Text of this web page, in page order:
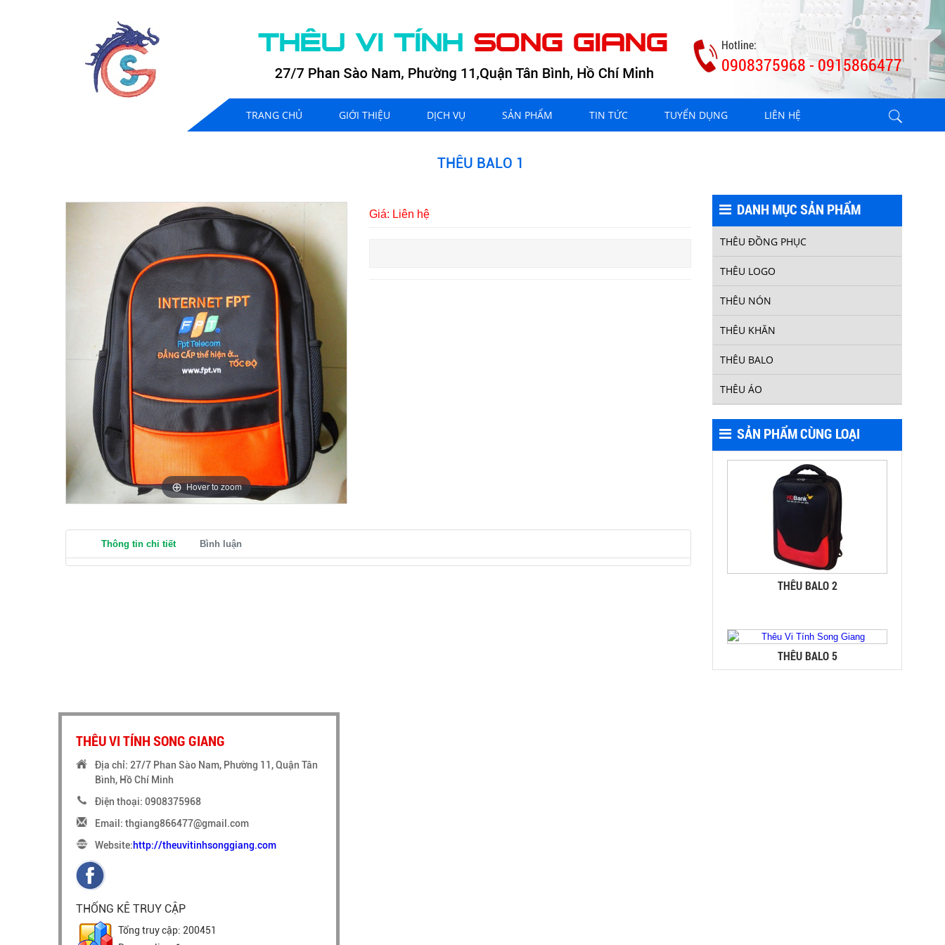
Hotline:
0908375968 - 0915866477
TRANG CHỦ GIỚI THIỆU DỊCH VỤ SẢN PHẨM TIN TỨC TUYỂN DỤNG LIÊN HỆ
THÊU BALO 1
Hover to zoom
Giá: Liên hệ
Thông tin chi tiết Bình luận
DANH MỤC SẢN PHẨM
THÊU ĐỒNG PHỤC
THÊU LOGO
THÊU NÓN
THÊU KHĂN
THÊU BALO
THÊU ÁO
SẢN PHẨM CÙNG LOẠI
THÊU BALO 4
THÊU BALO 2
THÊU BALO 5
THÊU VI TÍNH SONG GIANG
Địa chỉ: 27/7 Phan Sào Nam, Phường 11, Quận Tân
Bình, Hồ Chí Minh
Điện thoại: 0908375968
Email: thgiang866477@gmail.com
Website:http://theuvitinhsonggiang.com
THỐNG KÊ TRUY CẬP
Tổng truy cập: 200451